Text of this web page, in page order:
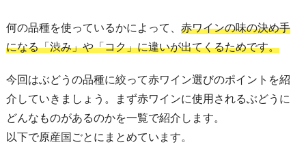
何の品種を使っているかによって、 赤ワインの味の決め手
になる「渋み」や「コク」に違いが出てくるためです。
今回はぶどうの品種に絞って赤ワイン選びのポイントを紹
介していきましょう。まず赤ワインに使用されるぶどうに
どんなものがあるのかを一覧で紹介します。
以下で原産国ごとにまとめています。